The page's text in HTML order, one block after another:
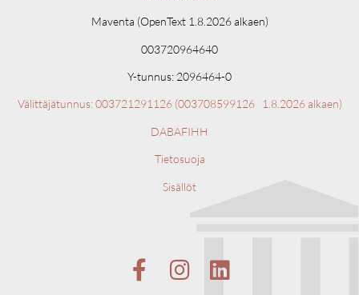
Maventa (OpenText 1.8.2026 alkaen)
003720964640
Y-tunnus: 2096464-0
Välittäjätunnus: 003721291126 (003708599126 1.8.2026 alkaen)
DABAFIHH
Tietosuoja
Sisällöt